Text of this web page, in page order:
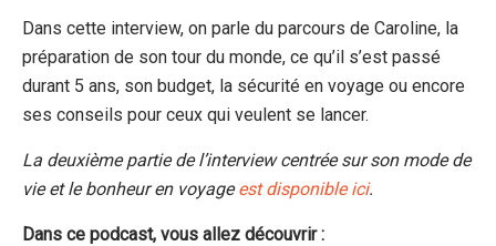
Dans cette interview, on parle du parcours de Caroline, la
préparation de son tour du monde, ce qu’il s’est passé
durant 5 ans, son budget, la sécurité en voyage ou encore
ses conseils pour ceux qui veulent se lancer.
La deuxième partie de l’interview centrée sur son mode de
vie et le bonheur en voyageest disponible ici.
Dans ce podcast, vous allez découvrir :